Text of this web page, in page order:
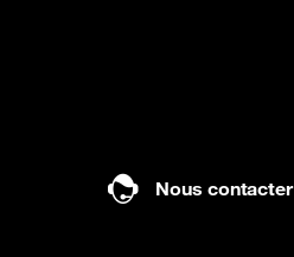
Nous contacter